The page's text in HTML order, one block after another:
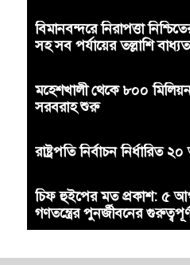
বিমানবন্দরে নিরাপত্তা
সহ সব পর্যায়ের তল্লাশি
মহেশখালী থেকে ৮০০
সরবরাহ শুরু
রাষ্ট্রপতি নির্বাচন নির্ধারিত
চিফ হুইপের মত প্রকাশ: ৫
গণতন্ত্রের পুনর্জীবনের